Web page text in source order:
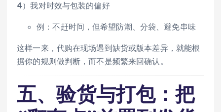
4）我对时效与包装的偏好
例：不赶时间，但希望防潮、分袋、避免串味
这样一来，代购在现场遇到缺货或版本差异，就能根
据你的规则做判断，而不是频繁来回确认。
五、验货与打包：把